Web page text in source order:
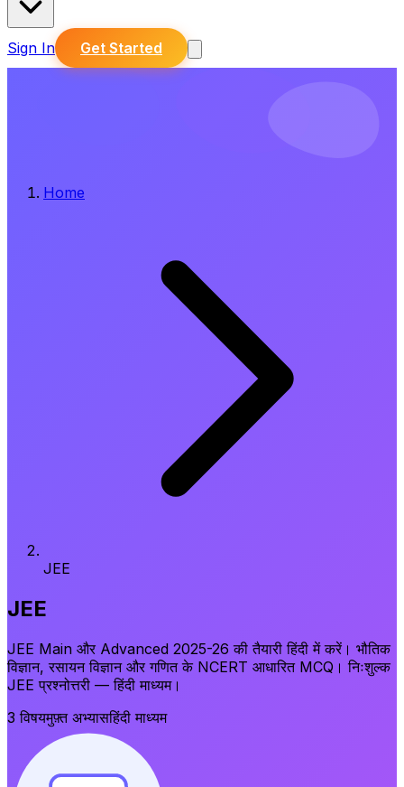
Sign In Get Started
Home
JEE
JEE
JEE Main और Advanced 2025-26 की तैयारी हिंदी में करें। भौतिक
विज्ञान, रसायन विज्ञान और गणित के NCERT आधारित MCQ। निःशुल्क
JEE प्रश्नोत्तरी — हिंदी माध्यम।
3 विषयमुफ़्त अभ्यासहिंदी माध्यम